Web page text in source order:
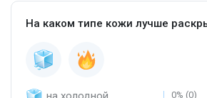
На каком типе кожи лучше
0% (0)